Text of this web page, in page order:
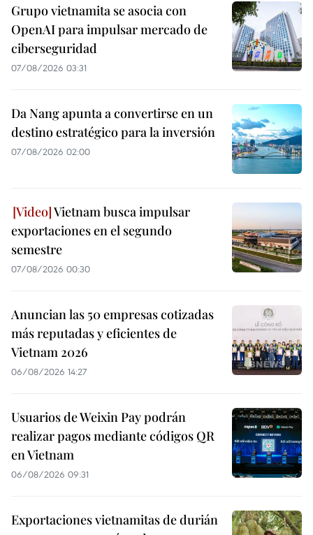
Grupo vietnamita se asocia con
OpenAI para impulsar mercado de
ciberseguridad
07/08/2026 03:31
Da Nang apunta a convertirse en un
destino estratégico para la inversión
07/08/2026 02:00
Vietnam busca impulsar
exportaciones en el segundo
semestre
07/08/2026 00:30
Anuncian las 50 empresas cotizadas
más reputadas y eficientes de
Vietnam 2026
06/08/2026 14:27
Usuarios de Weixin Pay podrán
realizar pagos mediante códigos QR
en Vietnam
06/08/2026 09:31
Exportaciones vietnamitas de durián